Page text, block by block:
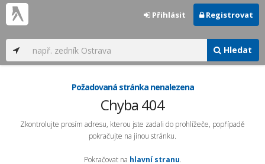
Hledat
Přihlásit Registrovat
Požadovaná stránka nenalezena
Chyba 404
Zkontrolujte prosím adresu, kterou jste zadali do prohlížeče, popřípadě
pokračujte na jinou stránku.
Pokračovat na hlavní stranu.